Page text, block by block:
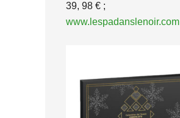
39, 98 € ;
www.lespadanslenoir.com